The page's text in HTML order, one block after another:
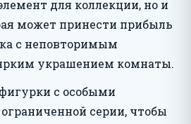
для коллекции, но и
может принести прибыль
с неповторимым
украшением комнаты.
с особыми
серии, чтобы